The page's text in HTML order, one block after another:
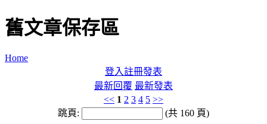
舊文章保存區
Home
登入註冊發表
最新回覆 最新發表
<< 1 2 3 4 5 >>
跳頁:
(共 160 頁)